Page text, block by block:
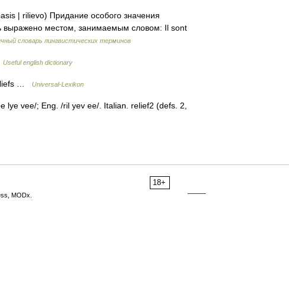
| rilievo) Придание особого значения
выражено местом, занимаемым словом: Il sont
словарь лингвистических терминов
Useful english dictionary
… Universal-Lexikon
vee/; Eng. /ril yev ee/. Italian. relief2 (defs. 2,
18+
MODx.